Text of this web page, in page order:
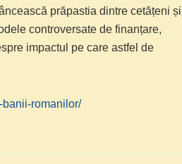
prăpastia dintre cetățeni și
controversate de finanțare,
impactul pe care astfel de
romanilor/